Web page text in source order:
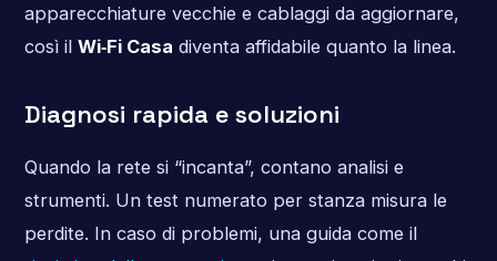
apparecchiature vecchie e cablaggi da aggiornare,
così il Wi‑Fi Casa diventa affidabile quanto la linea.
Diagnosi rapida e soluzioni
Quando la rete si “incanta”, contano analisi e
strumenti. Un test numerato per stanza misura le
perdite. In caso di problemi, una guida come il